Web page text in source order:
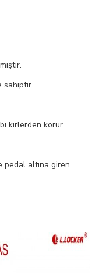
sahiptir.
kirlerden korur
altına giren